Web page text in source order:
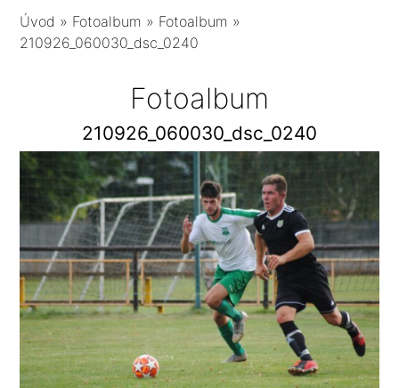
Úvod » Fotoalbum » Fotoalbum »
210926_060030_dsc_0240
Fotoalbum
210926_060030_dsc_0240